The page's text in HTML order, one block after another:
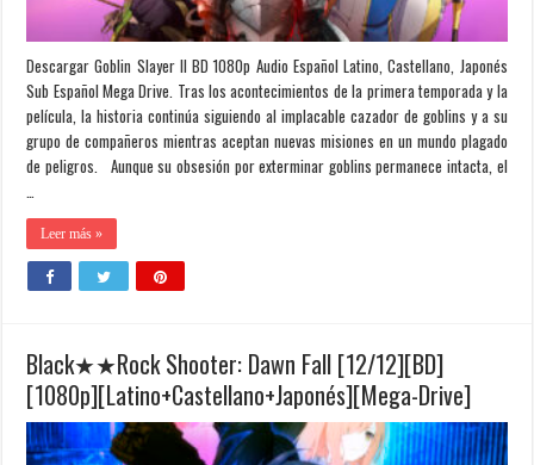
Descargar Goblin Slayer II BD 1080p Audio Español Latino, Castellano, Japonés
Sub Español Mega Drive. Tras los acontecimientos de la primera temporada y la
película, la historia continúa siguiendo al implacable cazador de goblins y a su
grupo de compañeros mientras aceptan nuevas misiones en un mundo plagado
de peligros. Aunque su obsesión por exterminar goblins permanece intacta, el
…
Leer más »
Black★★Rock Shooter: Dawn Fall [12/12][BD]
[1080p][Latino+Castellano+Japonés][Mega-Drive]